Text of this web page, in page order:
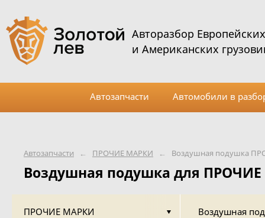
Автозапчасти ← ПРОЧИЕ МАРКИ ← Воздушная подушка
Воздушная подушка для
ПРОЧИЕ МАРКИ Воздушная
Авторазбор Европейских
и Американских
Автозапчасти Автомобили в